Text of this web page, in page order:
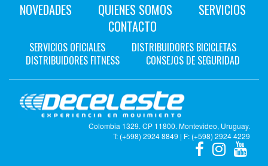
NOVEDADES QUIENES SOMOS
SERVICIOS
CONTACTO
SERVICIOS OFICIALES
DISTRIBUIDORES BICICLETAS
DISTRIBUIDORES FITNESS
CONSEJOS DE SEGURIDAD
Colombia 1329. CP 11800. Montevideo, Uruguay.
T: (+598) 2924 8849 | F: (+598) 2924 4229